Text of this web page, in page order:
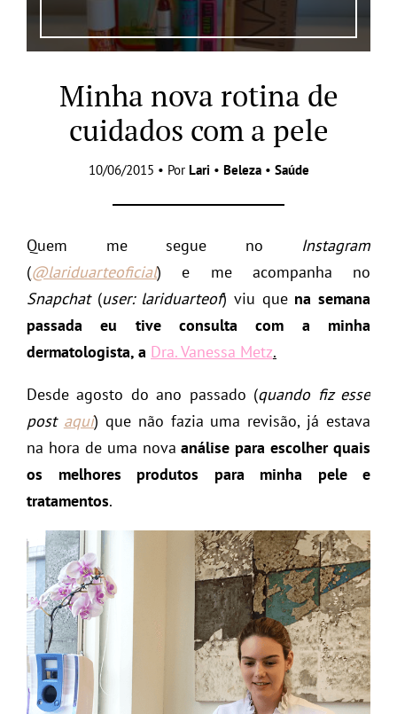
Minha nova rotina de
cuidados com a pele
10/06/2015 • Por Lari • Beleza• Saúde
Quem me segue no Instagram
(@lariduarteoficial) e me acompanha no
Snapchat(user: lariduarteof) viu que na semana
passada eu tive consulta com a minha
dermatologista, a Dra. Vanessa Metz.
Desde agosto do ano passado (quando fiz esse
post aqui) que não fazia uma revisão, já estava
na hora de uma novaanálise para escolher quais
os melhores produtos para minha pele e
tratamentos.